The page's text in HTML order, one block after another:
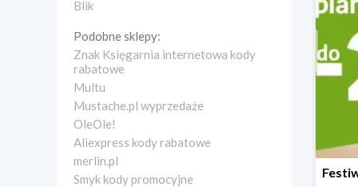
Blik
Podobne sklepy:
Znak Księgarnia internetowa kody
rabatowe
Multu
Mustache.pl wyprzedaże
OleOle!
Aliexpress kody rabatowe
merlin.pl
Smyk kody promocyjne